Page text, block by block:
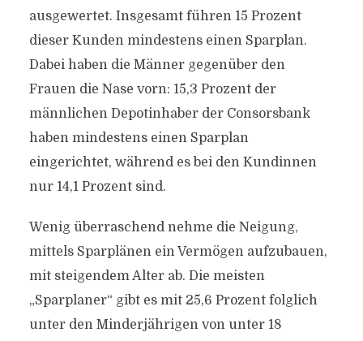
ausgewertet. Insgesamt führen 15 Prozent
dieser Kunden mindestens einen Sparplan.
Dabei haben die Männer gegenüber den
Frauen die Nase vorn: 15,3 Prozent der
männlichen Depotinhaber der Consorsbank
haben mindestens einen Sparplan
eingerichtet, während es bei den Kundinnen
nur 14,1 Prozent sind.
Wenig überraschend nehme die Neigung,
mittels Sparplänen ein Vermögen aufzubauen,
mit steigendem Alter ab. Die meisten
„Sparplaner“ gibt es mit 25,6 Prozent folglich
unter den Minderjährigen von unter 18